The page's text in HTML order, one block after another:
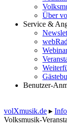
Über
Service &
Benutzer-
volXmusik.de ▸
Volksmusik-